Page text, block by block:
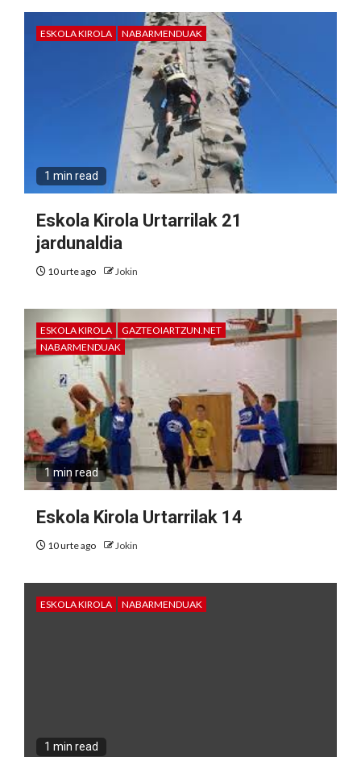
ESKOLA KIROLA NABARMENDUAK
1 min read
Eskola Kirola Urtarrilak 21
jardunaldia
10 urte ago Jokin
ESKOLA KIROLA
GAZTEOIARTZUN.NET
NABARMENDUAK
1 min read
Eskola Kirola Urtarrilak 14
10 urte ago Jokin
ESKOLA KIROLA NABARMENDUAK
1 min read